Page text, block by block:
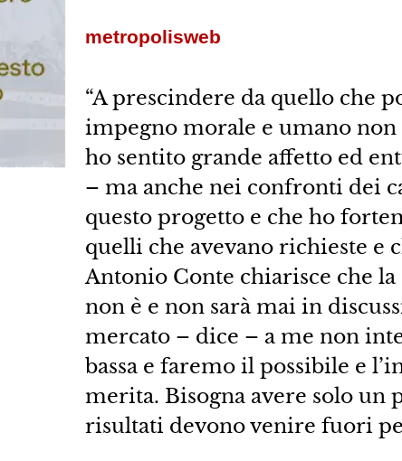
metropolisweb
“A prescindere da quello che
impegno morale e umano
ho sentito grande affetto ed
– ma anche nei confronti dei
questo progetto e che ho
quelli che avevano richieste e
Antonio Conte chiarisce che
non è e non sarà mai in
mercato – dice – a me non
bassa e faremo il possibile e
merita. Bisogna avere solo un
risultati devono venire fuori